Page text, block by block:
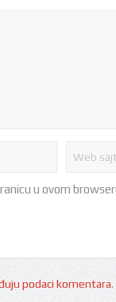
u ovom
podaci komentara.